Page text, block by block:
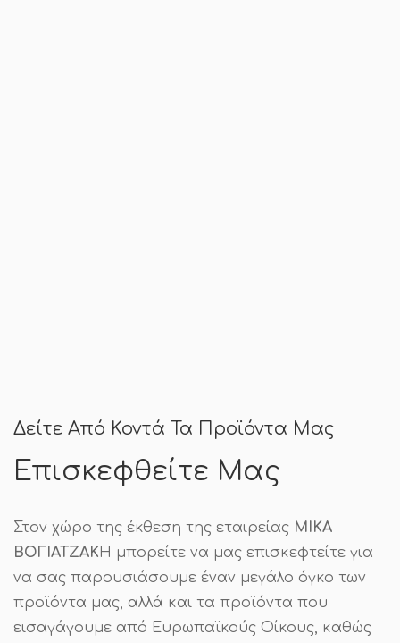
Δείτε Από Κοντά Τα Προϊόντα Μας
Επισκεφθείτε Μας
Στον χώρο της έκθεση της εταιρείας ΜΙΚΑ
ΒΟΓΙΑΤΖΑΚ Η μπορείτε να μας επισκεφτείτε για
να σας παρουσιάσουμε έναν μεγάλο όγκο των
προϊόντα μας, αλλά και τα προϊόντα που
εισαγάγουμε από Ευρωπαϊκούς Οίκους, καθώς